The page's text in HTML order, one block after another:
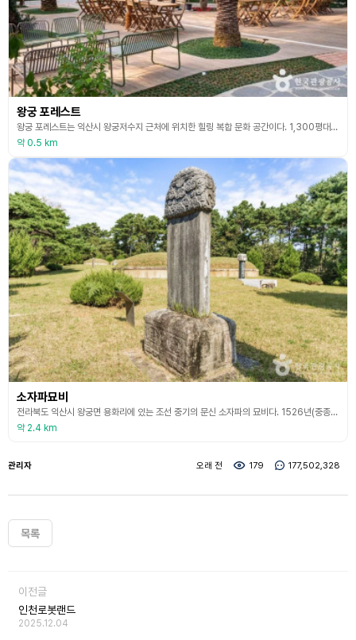
왕궁 포레스트
왕궁 포레스트는 익산시 왕궁저수지 근처에 위치한 힐링 복합 문화 공간이다. 1,300평대의 아열대 식물원과 갤러리 카페, 힐링 족욕, 원예 체험, 넓은 잔디 정원과 아이들이 마음껏 뛰어놀수 있는 어린이 숲 놀이터 등으로 조성되어 있다. 가을에는 익산의 핑크뮬리 명소이기도 하다. 지치고 힘든 일상을 벗어나 자연과 함께 편안한 마음으로 힐링의 시간을 가질 수 있고 가족과 함께 여유로운 시간을 보내기에도 안성맞춤이다. 인근 보석박물관과 공룡테마공원도 함께
약 0.5 km
소자파묘비
전라북도 익산시 왕궁면 용화리에 있는 조선 중기의 문신 소자파의 묘비다. 1526년(중종 21)에 건립되었으며 진주소씨 익산종중에서 관리하고 있다. 비신은 대리석으로 높이 165㎝, 너비 93㎝, 두께 23㎝이다. 화강암으로 된 대석은 가로 136㎝, 세로 98㎝, 높이 73㎝이며, 전면과 후면은 2개의 정사각형 안에 용화문을, 윗부분은 연판문으로 장식하였다. 4각의 받침돌은 국화무늬를 조각하였다. 머릿돌은 앞·뒷면에 연꽃과 구름무늬를 새겨 넣었는데 그
약 2.4 km
관리자 오래 전 179 177,502,328
목록
이전글
인천로봇랜드
2025.12.04